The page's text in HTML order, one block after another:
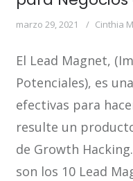
marzo 29, 2021 Cinthia
El Lead Magnet,
Potenciales), es
efectivas para
resulte un
de Growth
son los 10 Lead